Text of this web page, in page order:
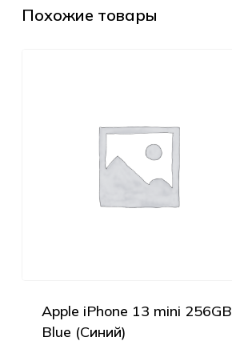
Похожие товары
Apple iPhone 13 mini 256GB
Blue (Синий)